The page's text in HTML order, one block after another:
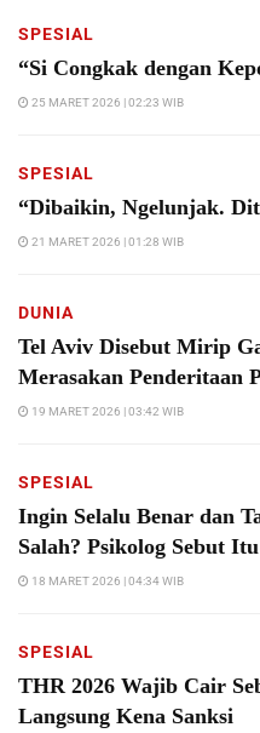
SPESIAL
“Si Congkak dengan
25 MARET 2026 | 02:23 WIB
SPESIAL
“Dibaikin, Ngelunjak.
21 MARET 2026 | 01:28 WIB
DUNIA
Tel Aviv Disebut Mirip
Merasakan Penderitaan
19 MARET 2026 | 03:42 WIB
SPESIAL
Ingin Selalu Benar dan
Salah? Psikolog Sebut
18 MARET 2026 | 04:34 WIB
SPESIAL
THR 2026 Wajib Cair
Langsung Kena Sanksi